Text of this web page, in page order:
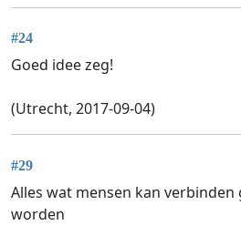
#24
Goed idee zeg!
(Utrecht, 2017-09-04)
#29
Alles wat mensen kan
worden